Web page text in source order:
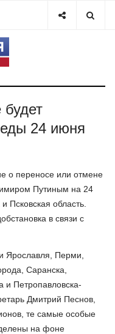
будет
24 июня
о переносе или отмене
Путиным на 24
Псковская область.
в связи с
Ярославля, Перми,
Саранска,
и Петропавловска-
Дмитрий Песнов,
те самые особые
на фоне